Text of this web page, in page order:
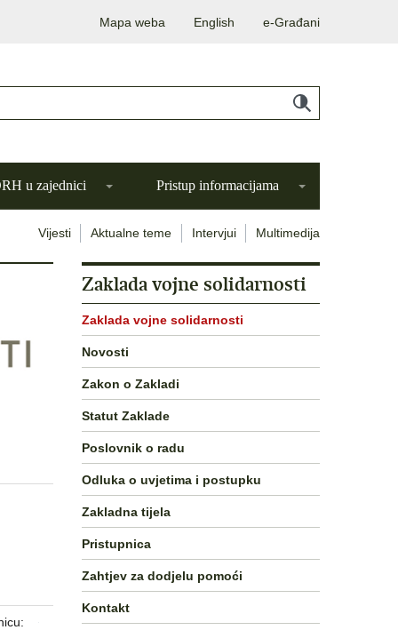
Mapa weba English e-Građani
u zajednici Pristup informacijama
Vijesti Aktualne teme Intervjui Multimedija
Zaklada vojne solidarnosti
Zaklada vojne solidarnosti
Novosti
Zakon o Zakladi
Statut Zaklade
Poslovnik o radu
Odluka o uvjetima i postupku
Zakladna tijela
Pristupnica
Zahtjev za dodjelu pomoći
Kontakt